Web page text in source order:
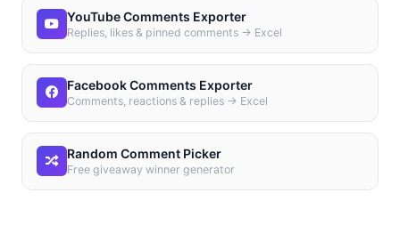
YouTube Comments Exporter
Replies, likes & pinned comments → Excel
Facebook Comments Exporter
Comments, reactions & replies → Excel
Random Comment Picker
Free giveaway winner generator